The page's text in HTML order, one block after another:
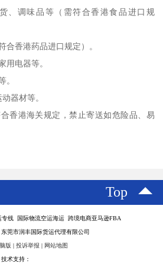
、调味品等（需符合香港食品进口规
合香港药品进口规定）。
用电器等。
。
器材等。
香港海关规定，禁止寄送如危险品、易
Top
专线 国际物流空运海运 跨境电商亚马逊FBA
莞市润丰国际货运代理有限公司
版 | 投诉举报 | 网站地图
技术支持：